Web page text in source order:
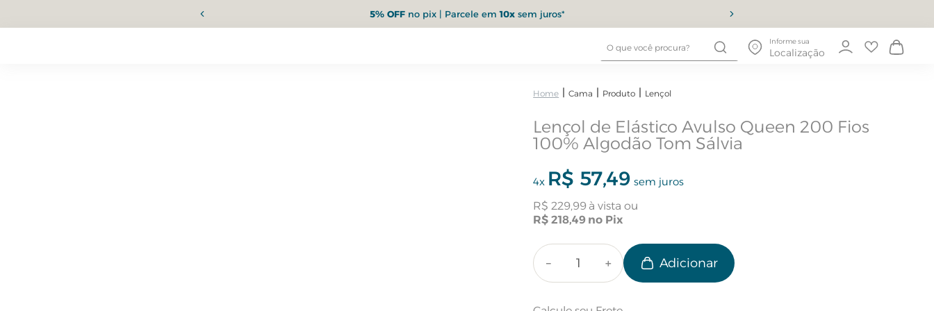
5% OFFno pix | Parcele em10xsem juros*
Informe sua
Localização
Cama Produto Lençol
Lençol de Elástico Avulso Queen 200 Fios
100% Algodão Tom Sálvia
4x R$ 57,49 sem juros
R$ 229,99
R$ 218,49
＋
－